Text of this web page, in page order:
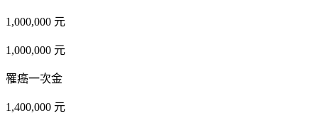
1,000,000 元
1,000,000 元
罹癌一次金
1,400,000 元